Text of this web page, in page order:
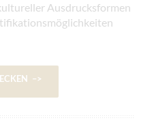
Ausdrucksformen
–>